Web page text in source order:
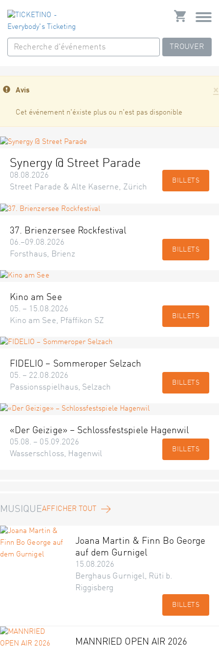
TROUVER
×
Avis
Cet événement n'éxiste plus ou n'est pas disponible
Synergy @ Street Parade
08.08.2026
Street Parade & Alte Kaserne, Zürich
BILLETS
37. Brienzersee Rockfestival
06.–09.08.2026
Forsthaus, Brienz
BILLETS
Kino am See
05. – 15.08.2026
Kino am See, Pfäffikon SZ
BILLETS
FIDELIO – Sommeroper Selzach
05. – 22.08.2026
Passionsspielhaus, Selzach
BILLETS
«Der Geizige» – Schlossfestspiele Hagenwil
05.08. – 05.09.2026
Wasserschloss, Hagenwil
BILLETS
MUSIQUEAFFICHER TOUT
Joana Martin & Finn Bo George
auf dem Gurnigel
15.08.2026
Berghaus Gurnigel, Rüti b.
Riggisberg
BILLETS
MANNRIED OPEN AIR 2026